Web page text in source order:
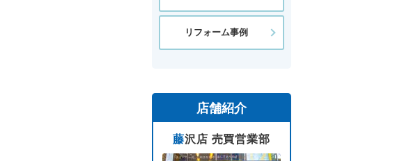
リフォーム事例
店舗紹介
藤沢店 売買営業部